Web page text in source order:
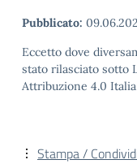
Pubblicato:
Eccetto dove
stato rilasciato sotto
Attribuzione 4.0
Stampa /